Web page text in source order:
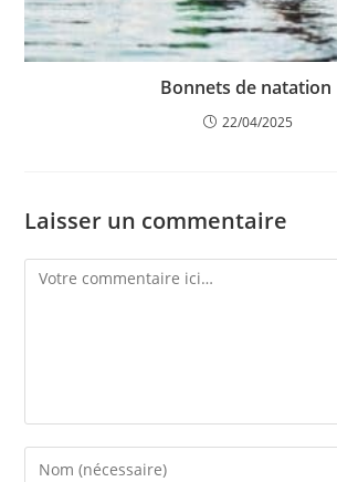
Bonnets de natation
22/04/2025
Laisser un commentaire
Comment
Enter